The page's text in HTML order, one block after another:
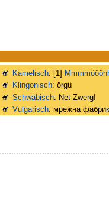
Kamelisch: [1]
Klingonisch: örgü
Schwäbisch: Net Zwerg!
Vulgarisch: мрежна